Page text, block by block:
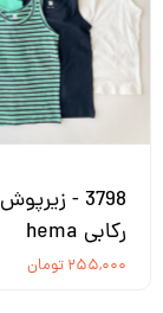
3798 - زیرپوش
رکابی hema
۲۵۵,۰۰۰ تومان